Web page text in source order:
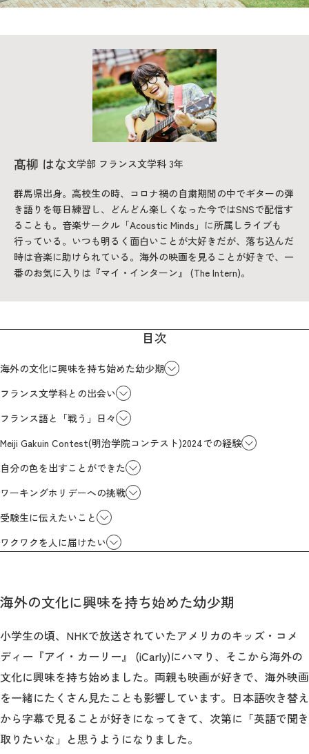
入試情報サイト
2026年9月入学者向け 新入生サイト
MGグッズ オンラインショップ
（外部サイト）
案内
取材・撮影
髙柳 はな文学部 フランス文学科 3年
群馬県出身。高校生の時、コロナ禍の自粛期間の中でギターの弾
き語りを毎日練習し、どんどん楽しくなった今ではSNSで配信す
ることも。音楽サークル「Acoustic Minds」に所属しライブも
行っている。いつも明るく面白いことが大好きだが、落ち込んだ
時は音楽に助けられている。海外の映画を見ることが好きで、一
番のお気に入りは『マイ・インターン』 (The Intern)。
目次
海外の文化に興味を持ち始めた幼少期
フランス文学科との出会い
フランス語と「戦う」日々
Meiji Gakuin Contest(明治学院コンテスト)2024での経験
自分の色を出すことができた
ワーキングホリデーへの挑戦
受験生に伝えたいこと
ワクワクを人に届けたい
海外の文化に興味を持ち始めた幼少期
小学生の頃、NHKで放送されていたアメリカのキッズ・コメ
ディー『アイ・カーリー』 (iCarly)にハマり、そこから海外の
文化に興味を持ち始めました。両親も映画が好きで、海外映画
を一緒にたくさん見たことも影響しています。日本語吹き替え
から字幕で見ることが好きになってきて、次第に「英語で聞き
取りたいな」と思うようになりました。